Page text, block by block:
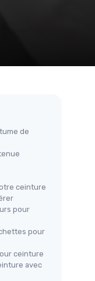
de
ceinture
pour
pour
ceinture
avec